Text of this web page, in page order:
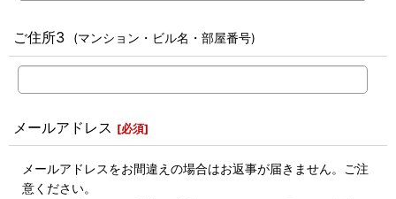
ご住所3 (マンション・ビル名・部屋番号)
メールアドレス [必須]
メールアドレスをお間違えの場合はお返事が届きません。ご注
意ください。